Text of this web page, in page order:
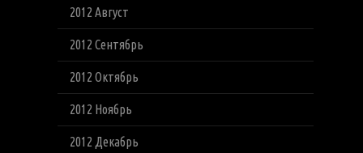
2012 Август
2012 Сентябрь
2012 Октябрь
2012 Ноябрь
2012 Декабрь